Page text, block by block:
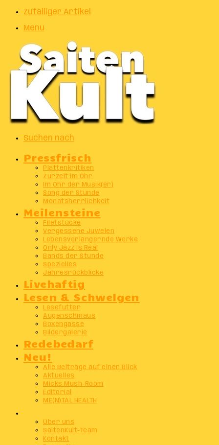
Zufälliger Artikel
Menu
Suchen nach
Pressfrisch
Plattenkritiken
Zurzeit im Ohr
Im Ohr der Musik(er)
Song der Stunde
Monatsherrlichkeit
Meilensteine
Filetstücke
Vergessene Juwelen
Lebensverlängernde Werke
Only Jazz Is Real
Bands der Stunde
Spezielles
Jahresrückblicke
Livehaftig
Lesen & Schwelgen
Lesefutter
Augenschmaus
Boxengasse
Bildergalerie
Redebedarf
Neu!
Alle Beiträge auf einen Blick
Aktuelles
Micks Mush-Room
Editorial
ME(N)TAL HEALTH
Über uns
SaitenKult-Team
Kontakt